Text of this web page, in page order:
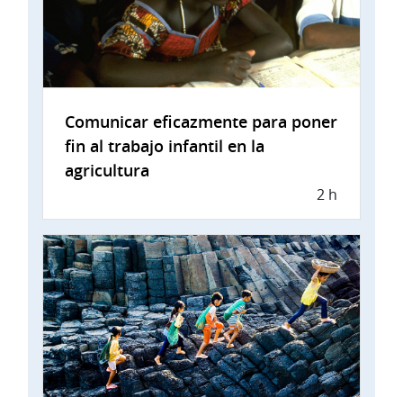
Comunicar eficazmente para poner
fin al trabajo infantil en la
agricultura
2 h